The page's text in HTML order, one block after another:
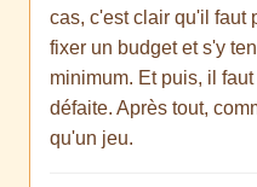
cas, c'est clair qu'il faut
fixer un budget et s'y
minimum. Et puis, il
défaite. Après tout,
qu'un jeu.